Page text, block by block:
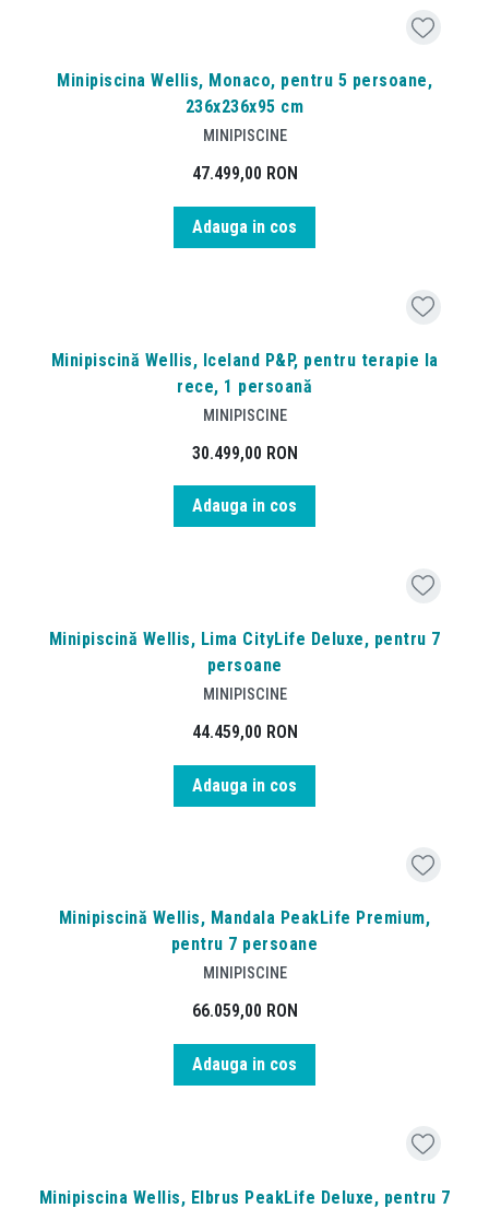
Minipiscina Wellis, Monaco, pentru 5 persoane,
236x236x95 cm
MINIPISCINE
47.499,00 RON
Adauga in cos
Minipiscină Wellis, Iceland P&P, pentru terapie la
rece, 1 persoană
MINIPISCINE
30.499,00 RON
Adauga in cos
Minipiscină Wellis, Lima CityLife Deluxe, pentru 7
persoane
MINIPISCINE
44.459,00 RON
Adauga in cos
Minipiscină Wellis, Mandala PeakLife Premium,
pentru 7 persoane
MINIPISCINE
66.059,00 RON
Adauga in cos
Minipiscina Wellis, Elbrus PeakLife Deluxe, pentru 7